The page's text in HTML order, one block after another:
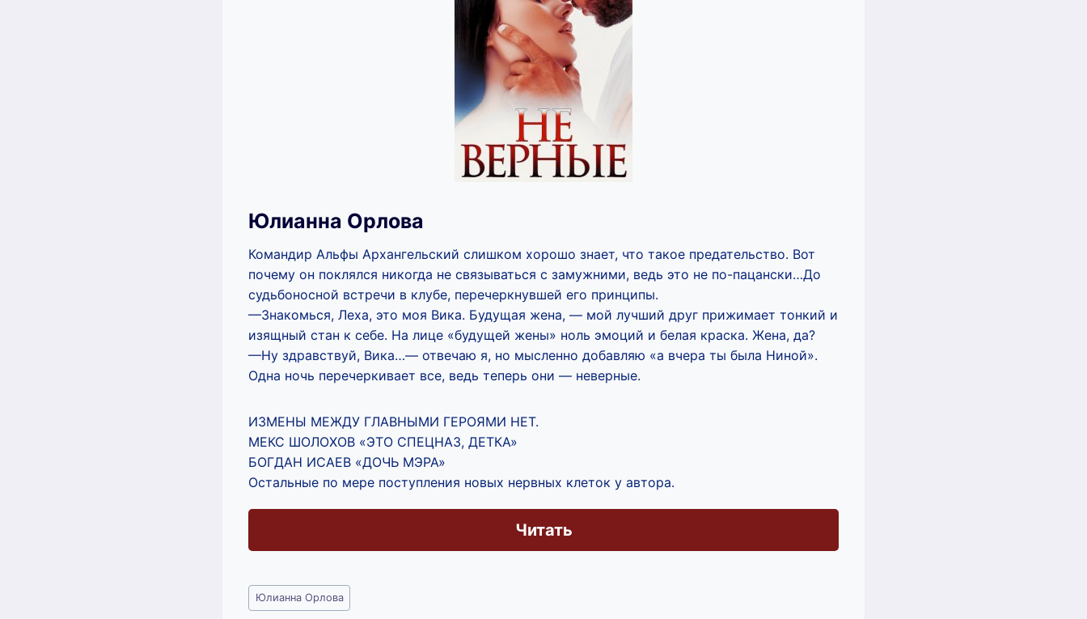
Юлианна Орлова
Командир Альфы Архангельский слишком хорошо знает, что такое предательство. Вот
почему он поклялся никогда не связываться с замужними, ведь это не по-пацански…До
судьбоносной встречи в клубе, перечеркнувшей его принципы.
—Знакомься, Леха, это моя Вика. Будущая жена, — мой лучший друг прижимает тонкий и
изящный стан к себе. На лице «будущей жены» ноль эмоций и белая краска. Жена, да?
—Ну здравствуй, Вика…— отвечаю я, но мысленно добавляю «а вчера ты была Ниной».
Одна ночь перечеркивает все, ведь теперь они — неверные.
ИЗМЕНЫ МЕЖДУ ГЛАВНЫМИ ГЕРОЯМИ НЕТ.
МЕКС ШОЛОХОВ «ЭТО СПЕЦНАЗ, ДЕТКА»
БОГДАН ИСАЕВ «ДОЧЬ МЭРА»
Остальные по мере поступления новых нервных клеток у автора.
Читать
Метки
записи:
Юлианна Орлова